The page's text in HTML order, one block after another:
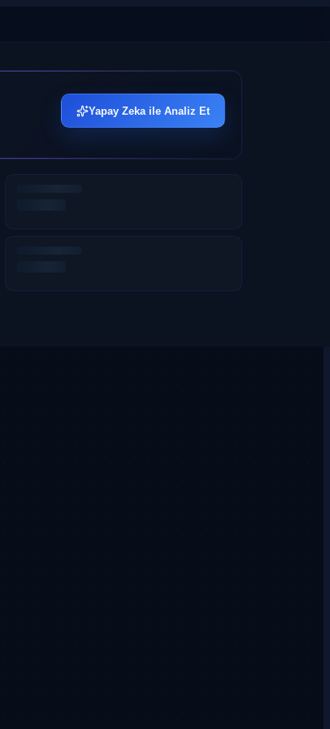
Yapay Zeka ile Analiz Et